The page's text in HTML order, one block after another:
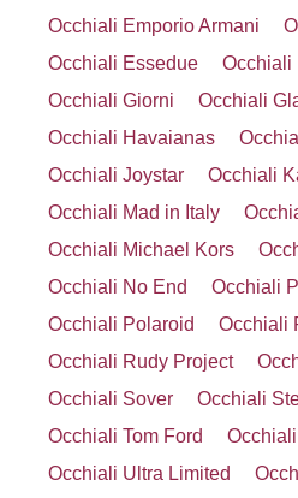
Occhiali Emporio Armani
Occhiali Essedue
Occhiali
Occhiali Giorni
Occhiali
Occhiali Havaianas
Occhiali Joystar
Occhiali
Occhiali Mad in Italy
Occhiali Michael Kors
Occhiali No End
Occhiali
Occhiali Polaroid
Occhiali
Occhiali Rudy Project
Occhiali Sover
Occhiali
Occhiali Tom Ford
Occhiali Ultra Limited